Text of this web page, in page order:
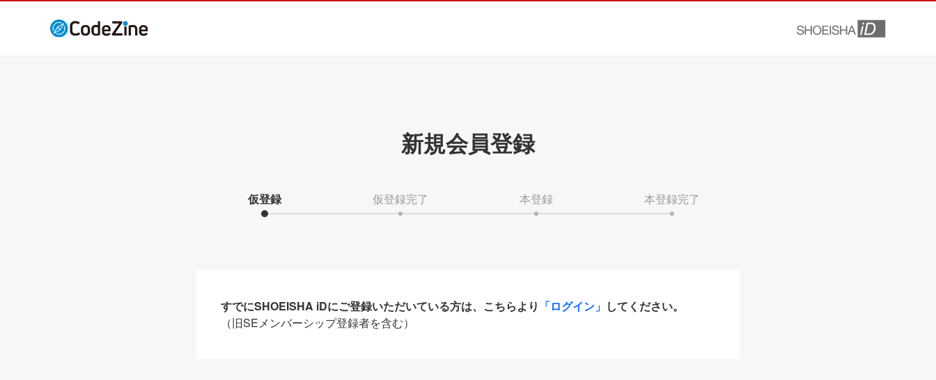
新規会員登録
仮登録 仮登録完了 本登録 本登録完了
すでにSHOEISHA iDにご登録いただいている方は、こちらより 「ログイン」 してください。
（旧SEメンバーシップ登録者を含む）